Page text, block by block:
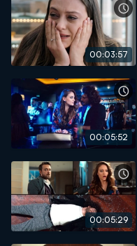
00:03:57
00:05:52
00:05:29